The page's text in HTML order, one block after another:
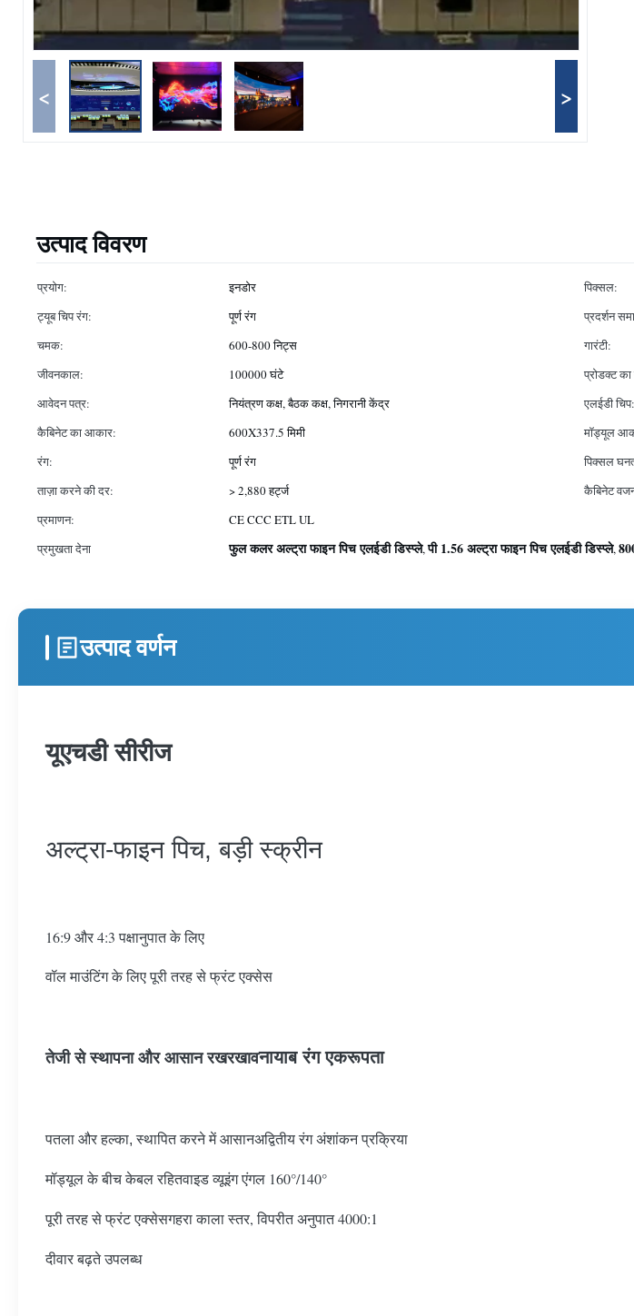
< >
उत्पाद विवरण
प्रयोग: इनडोर पिक्सल:
ट्यूब चिप रंग:
पूर्ण रंग प्रदर्शन
चमक:
600-800 निट्स गारंटी:
जीवनकाल:
100000 घंटे प्रोडक्ट का
आवेदन पत्र:
नियंत्रण कक्ष, बैठक कक्ष, निगरानी केंद्र एलईडी चिप:
कैबिनेट का आकार:
600X337.5 मिमी मॉड्यूल
रंग:
पूर्ण रंग पिक्सल
ताज़ा करने की दर:
> 2,880 हर्ट्ज कैबिनेट
प्रमाणन:
CE CCC ETL UL
प्रमुखता देना
फुल कलर अल्ट्रा फाइन पिच एलईडी डिस्प्ले,पी 1.56 अल्ट्रा फाइन पिच एलईडी डिस्प्ले,
उत्पाद वर्णन
यूएचडी सीरीज
अल्ट्रा-फाइन पिच, बड़ी स्क्रीन
16:9 और 4:3 पक्षानुपात के लिए
वॉल माउंटिंग के लिए पूरी तरह से फ्रंट एक्सेस
तेजी से स्थापना और आसान रखरखावनायाब रंग एकरूपता
पतला और हल्का, स्थापित करने में आसानअद्वितीय रंग अंशांकन प्रक्रिया
मॉड्यूल के बीच केबल रहितवाइड व्यूइंग एंगल 160°/140°
पूरी तरह से फ्रंट एक्सेसगहरा काला स्तर, विपरीत अनुपात 4000:1
दीवार बढ़ते उपलब्ध